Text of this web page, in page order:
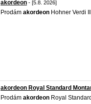
akordeon - [5.8. 2026]
Prodám akordeon Hohner Verdi
akordeon Royal Standard
Prodám akordeon Royal